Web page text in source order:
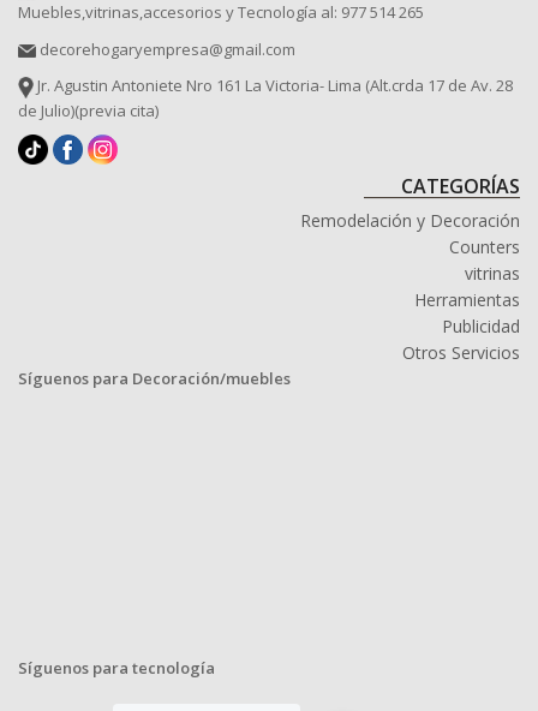
Muebles,vitrinas,accesorios y Tecnología al: 977 514 265
decorehogaryempresa@gmail.com
Jr. Agustin Antoniete Nro 161 La Victoria- Lima (Alt.crda 17 de Av. 28
de Julio)(previa cita)
CATEGORÍAS
Remodelación y Decoración
Counters
vitrinas
Herramientas
Publicidad
Otros Servicios
Síguenos para Decoración/muebles
Síguenos para tecnología